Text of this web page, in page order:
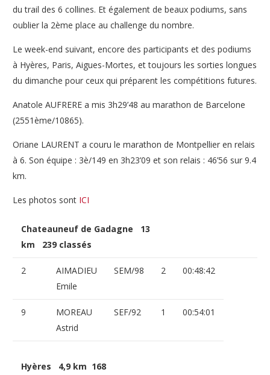
du trail des 6 collines. Et également de beaux podiums, sans
oublier la 2ème place au challenge du nombre.
Le week-end suivant, encore des participants et des podiums
à Hyères, Paris, Aigues-Mortes, et toujours les sorties longues
du dimanche pour ceux qui préparent les compétitions futures.
Anatole AUFRERE a mis 3h29’48 au marathon de Barcelone
(2551ème/10865).
Oriane LAURENT a couru le marathon de Montpellier en relais
à 6. Son équipe : 3è/149 en 3h23’09 et son relais : 46’56 sur 9.4
km.
Les photos sont ICI
Chateauneuf de Gadagne 13
km 239 classés
2
AIMADIEU
Emile
SEM/98 2 00:48:42
9
MOREAU
Astrid
SEF/92 1 00:54:01
Hyères 4,9 km 168